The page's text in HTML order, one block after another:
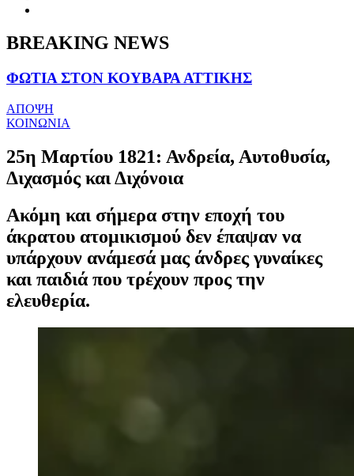
BREAKING NEWS
ΦΩΤΙΑ ΣΤΟΝ ΚΟΥΒΑΡΑ ΑΤΤΙΚΗΣ
ΑΠΟΨΗ
ΚΟΙΝΩΝΙΑ
25η Μαρτίου 1821: Ανδρεία, Αυτοθυσία,
Διχασμός και Διχόνοια
Ακόμη και σήμερα στην εποχή του
άκρατου ατομικισμού δεν έπαψαν να
υπάρχουν ανάμεσά μας άνδρες γυναίκες
και παιδιά που τρέχουν προς την
ελευθερία.